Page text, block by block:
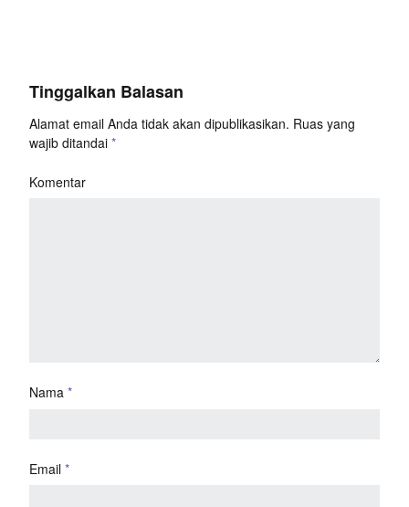
Tinggalkan Balasan
Alamat email Anda tidak akan dipublikasikan. Ruas yang
wajib ditandai *
Komentar
Nama *
Email *